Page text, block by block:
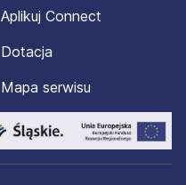
Aplikuj Connect
Dotacja
Mapa serwisu